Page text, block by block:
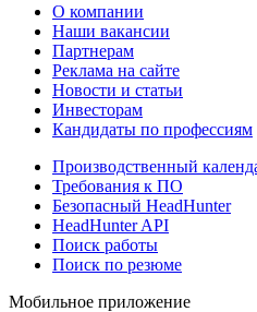
О компании
Наши вакансии
Партнерам
Реклама на сайте
Новости и статьи
Инвесторам
Кандидаты по профессиям
Производственный
Требования к ПО
Безопасный HeadHunter
HeadHunter API
Поиск работы
Поиск по резюме
Мобильное приложение